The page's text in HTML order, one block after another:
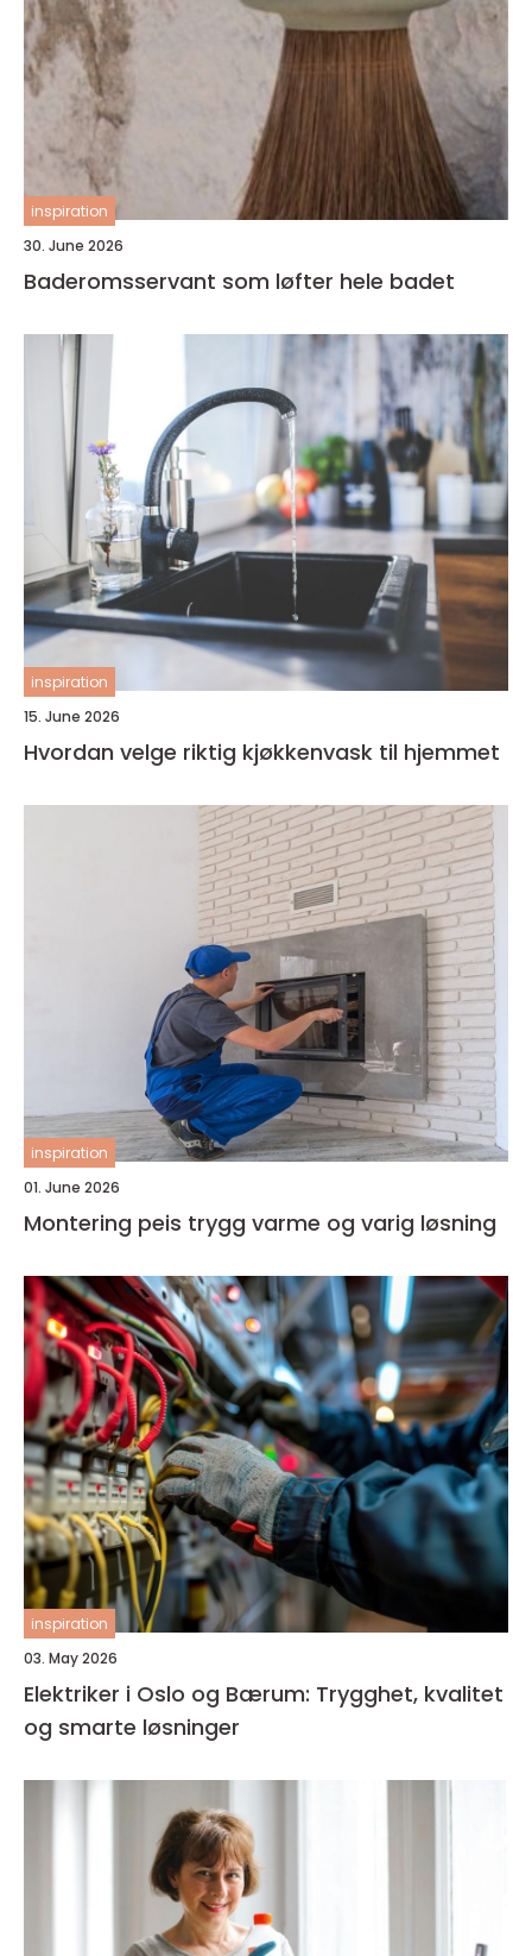
inspiration
30. June 2026
Baderomsservant som løfter hele badet
inspiration
15. June 2026
Hvordan velge riktig kjøkkenvask til hjemmet
inspiration
01. June 2026
Montering peis trygg varme og varig løsning
inspiration
03. May 2026
Elektriker i Oslo og Bærum: Trygghet, kvalitet
og smarte løsninger